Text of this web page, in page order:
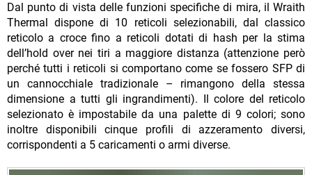
Dal punto di vista delle funzioni specifiche di mira, il Wraith
Thermal dispone di 10 reticoli selezionabili, dal classico
reticolo a croce fino a reticoli dotati di hash per la stima
dell’hold over nei tiri a maggiore distanza (attenzione però
perché tutti i reticoli si comportano come se fossero SFP di
un cannocchiale tradizionale – rimangono della stessa
dimensione a tutti gli ingrandimenti). Il colore del reticolo
selezionato è impostabile da una palette di 9 colori; sono
inoltre disponibili cinque profili di azzeramento diversi,
corrispondenti a 5 caricamenti o armi diverse.